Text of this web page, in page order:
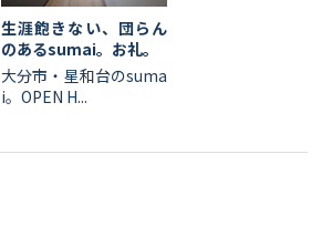
生涯飽きない、団らん
のあるsumai。お礼。
大分市・星和台のsuma
i。OPEN H...